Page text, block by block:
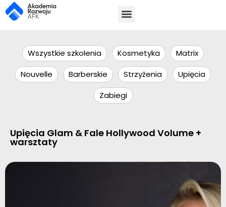
Wszystkie szkolenia Kosmetyka
Matrix
Nouvelle
Barberskie Strzyżenia
Upięcia
Zabiegi
Upięcia Glam & Fale Hollywood Volume +
warsztaty